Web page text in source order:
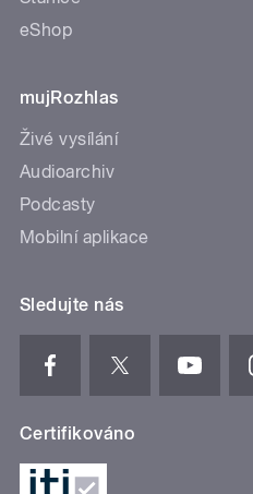
eShop
mujRozhlas
Živé vysílání
Audioarchiv
Podcasty
Mobilní aplikace
Sledujte nás
Certifikováno